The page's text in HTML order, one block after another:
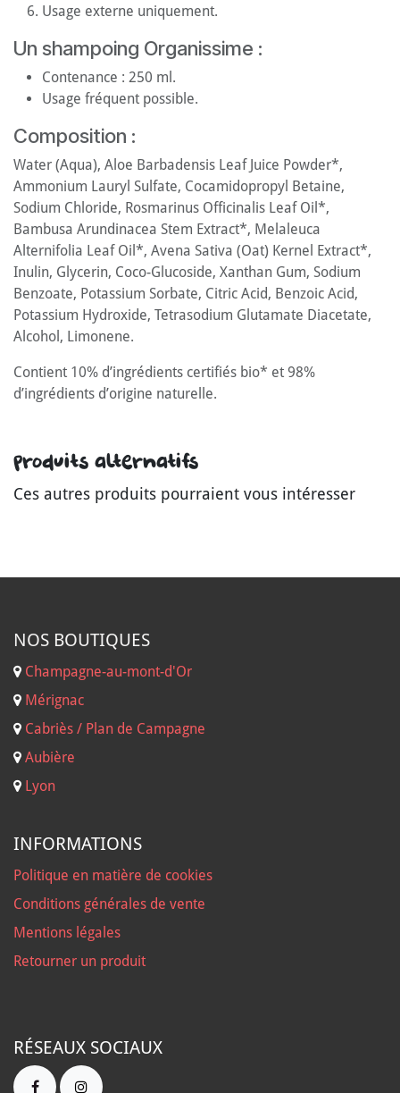
Usage externe uniquement.
Un shampoing Organissime :
Contenance : 250 ml.
Usage fréquent possible.
Composition :
Water (Aqua), Aloe Barbadensis Leaf Juice Powder*,
Ammonium Lauryl Sulfate, Cocamidopropyl Betaine,
Sodium Chloride, Rosmarinus Officinalis Leaf Oil*,
Bambusa Arundinacea Stem Extract*, Melaleuca
Alternifolia Leaf Oil*, Avena Sativa (Oat) Kernel Extract*,
Inulin, Glycerin, Coco-Glucoside, Xanthan Gum, Sodium
Benzoate, Potassium Sorbate, Citric Acid, Benzoic Acid,
Potassium Hydroxide, Tetrasodium Glutamate Diacetate,
Alcohol, Limonene.
Contient 10% d’ingrédients certifiés bio* et 98%
d’ingrédients d’origine naturelle.
Produits alternatifs
Ces autres produits pourraient vous intéresser
NOS BOUTIQUES
Champagne-au-mont-d'Or
Mérignac
Cabriès / Plan de Campagne
Aubière
Lyon
INFORMATIONS
Politique en matière de cookies
Conditions générales de vente
Mentions légales
Retourner un produit
RÉSEAUX SOCIAUX